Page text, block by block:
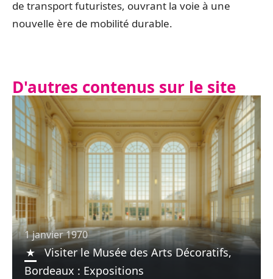
de transport futuristes, ouvrant la voie à une
nouvelle ère de mobilité durable.
D'autres contenus sur le site
1 janvier 1970
Visiter le Musée des Arts Décoratifs,
Bordeaux : Expositions